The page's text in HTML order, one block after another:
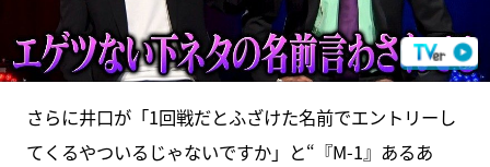
さらに井口が「1回戦だとふざけた名前でエントリーし
てくるやついるじゃないですか」と“『M-1』あるあ